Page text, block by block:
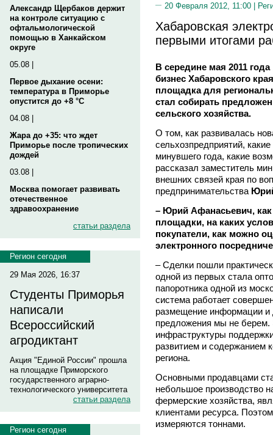
Александр Щербаков держит
на контроле ситуацию с
офтальмологической
помощью в Ханкайском
округе
05.08 |
Первое дыхание осени:
температура в Приморье
опустится до +8 °C
04.08 |
Жара до +35: что ждет
Приморье после тропических
дождей
03.08 |
Москва помогает развивать
отечественное
здравоохранение
статьи раздела
Регион сегодня
29 Мая 2026, 16:37
Студенты Приморья
написали
Всероссийский
агродиктант
Акция "Единой России" прошла
на площадке Приморского
государственного аграрно-
технологического университета
статьи раздела
Регион сегодня
20 Февраля 2012, 11:00 |
Хабаровская
первыми итогами
В середине мая 2011
бизнес Хабаровского
площадка для
стал собирать
сельского хозяйства.
О том, как развивалась
сельхозпредприятий,
минувшего года, какие
рассказал заместитель
внешних связей края по
предпринимательства
– Юрий Афанасьевич,
площадки, на каких
покупатели, как можно
электронного
– Сделки пошли
одной из первых стала
папоротника одной из
система работает
размещение информации и
предложения мы не
инфраструктуры
развитием и содержанием
региона.
Основными продавцами
небольшое производство
фермерские хозяйства,
клиентами ресурса.
измеряются тоннами.